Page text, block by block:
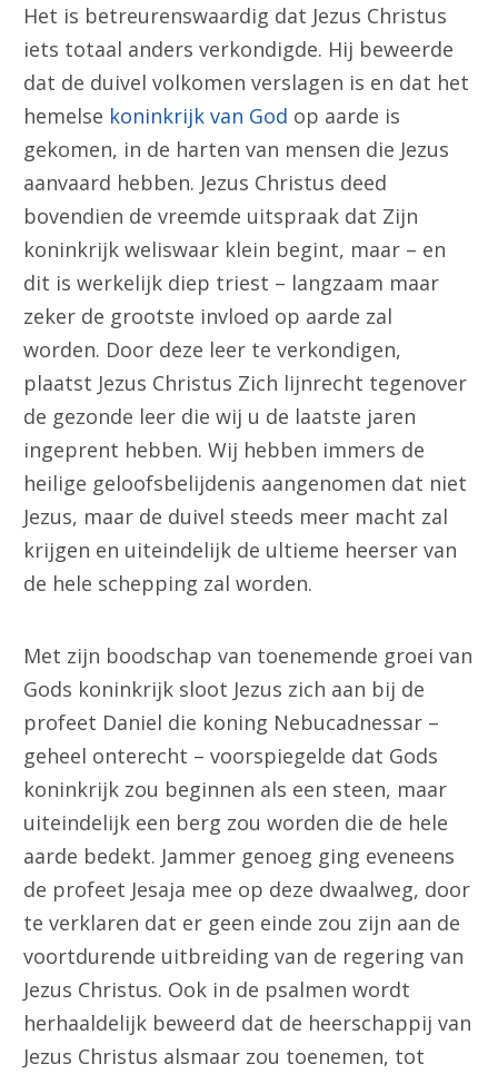
Het is betreurenswaardig dat Jezus Christus
iets totaal anders verkondigde. Hij beweerde
dat de duivel volkomen verslagen is en dat het
hemelse koninkrijk van God op aarde is
gekomen, in de harten van mensen die Jezus
aanvaard hebben. Jezus Christus deed
bovendien de vreemde uitspraak dat Zijn
koninkrijk weliswaar klein begint, maar – en
dit is werkelijk diep triest – langzaam maar
zeker de grootste invloed op aarde zal
worden. Door deze leer te verkondigen,
plaatst Jezus Christus Zich lijnrecht tegenover
de gezonde leer die wij u de laatste jaren
ingeprent hebben. Wij hebben immers de
heilige geloofsbelijdenis aangenomen dat niet
Jezus, maar de duivel steeds meer macht zal
krijgen en uiteindelijk de ultieme heerser van
de hele schepping zal worden.
Met zijn boodschap van toenemende groei van
Gods koninkrijk sloot Jezus zich aan bij de
profeet Daniel die koning Nebucadnessar –
geheel onterecht – voorspiegelde dat Gods
koninkrijk zou beginnen als een steen, maar
uiteindelijk een berg zou worden die de hele
aarde bedekt. Jammer genoeg ging eveneens
de profeet Jesaja mee op deze dwaalweg, door
te verklaren dat er geen einde zou zijn aan de
voortdurende uitbreiding van de regering van
Jezus Christus. Ook in de psalmen wordt
herhaaldelijk beweerd dat de heerschappij van
Jezus Christus alsmaar zou toenemen, tot